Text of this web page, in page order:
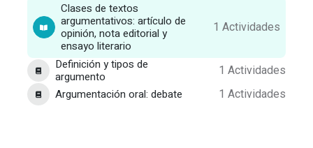
Clases de textos
argumentativos: artículo de
opinión, nota editorial y
ensayo literario
1 Actividades
Definición y tipos de
argumento
1 Actividades
Argumentación oral: debate 1 Actividades